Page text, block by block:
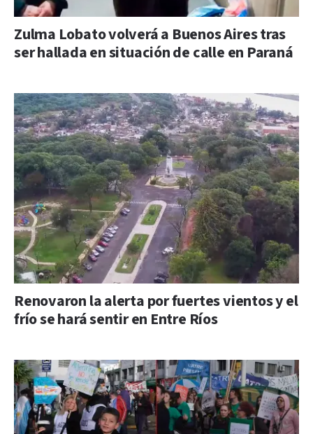
Zulma Lobato volverá a Buenos Aires tras
ser hallada en situación de calle en Paraná
Renovaron la alerta por fuertes vientos y el
frío se hará sentir en Entre Ríos